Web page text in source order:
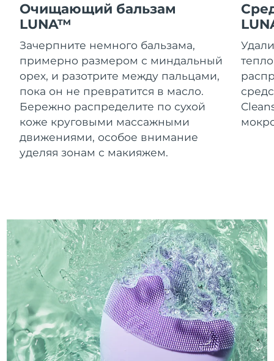
Очищающий бальзам
LUNA™
Зачерпните немного бальзама,
примерно размером с миндальный
орех, и разотрите между пальцами,
пока он не превратится в масло.
Бережно распределите по сухой
коже круговыми массажными
движениями, особое внимание
уделяя зонам с макияжем.